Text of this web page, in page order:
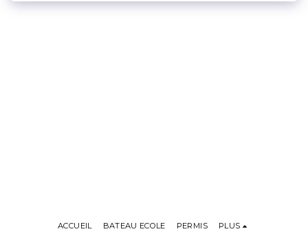
ACCUEIL BATEAU ECOLE PERMIS PLUS